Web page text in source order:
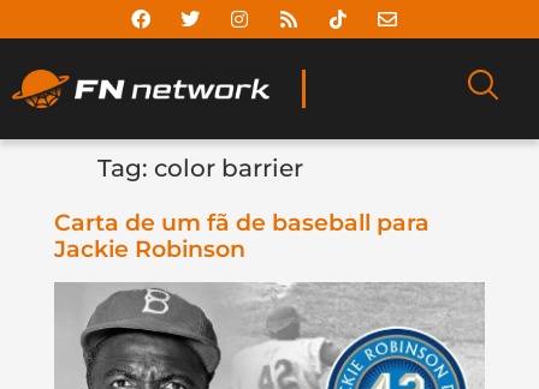
Tag: color barrier
Carta de um fã de baseball para
Jackie Robinson